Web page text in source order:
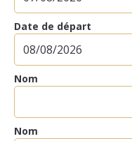
Date de départ
Nom
Nom